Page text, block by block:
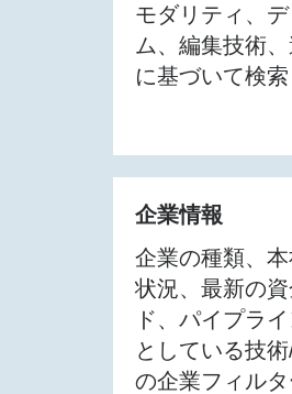
モダリティ、
ム、編集技術
に基づいて検索
企業情報
企業の種類、
状況、最新の
ド、パイプラ
としている技
の企業フィル